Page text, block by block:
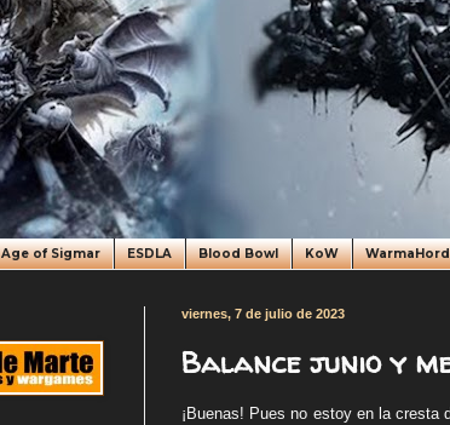
Age of Sigmar ESDLA Blood Bowl KoW
viernes, 7 de julio de 2023
Balance junio y
¡Buenas! Pues no estoy en la cresta